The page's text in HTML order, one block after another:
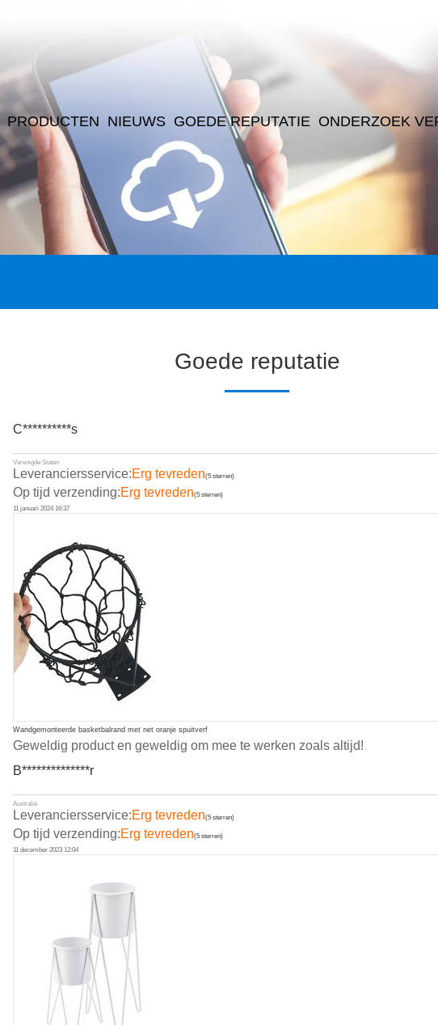
PRODUCTEN NIEUWS GOEDE REPUTATIE ONDERZOEK
Goede reputatie
C**********s
Verenigde Staten
Leveranciersservice:Erg tevreden(5 sterren)
Op tijd verzending:Erg tevreden(5 sterren)
11 januari 2024 16:37
Wandgemonteerde basketbalrand met net oranje spuitverf
Geweldig product en geweldig om mee te werken zoals altijd!
B**************r
Australië
Leveranciersservice:Erg tevreden(5 sterren)
Op tijd verzending:Erg tevreden(5 sterren)
11 december 2023 12:04